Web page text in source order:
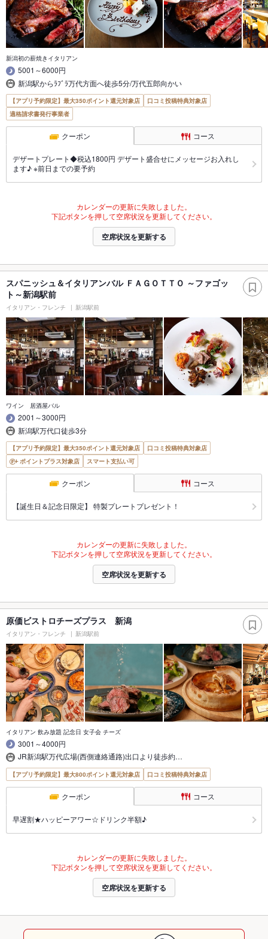
新潟初の薪焼きイタリアン
5001～6000円
新潟駅からﾗﾌﾞﾗ万代方面へ徒歩5分/万代五郎向かい
【アプリ予約限定】最大350ポイント還元対象店
口コミ投稿特典対象店
適格請求書発行事業者
クーポン コース
デザートプレート◆税込1800円 デザート盛合せにメッセージお入れし
ます♪ ※前日までの要予約
カレンダーの更新に失敗しました。
下記ボタンを押して空席状況を更新してください。
空席状況を更新する
スパニッシュ＆イタリアンバル ＦＡＧＯＴＴＯ ～ファゴッ
ト～新潟駅前
イタリアン・フレンチ 新潟駅前
ワイン 居酒屋バル
2001～3000円
新潟駅万代口徒歩3分
【アプリ予約限定】最大350ポイント還元対象店
口コミ投稿特典対象店
ポイントプラス対象店
スマート支払い可
クーポン コース
【誕生日＆記念日限定】 特製プレートプレゼント！
カレンダーの更新に失敗しました。
下記ボタンを押して空席状況を更新してください。
空席状況を更新する
原価ビストロチーズプラス 新潟
イタリアン・フレンチ 新潟駅前
イタリアン 飲み放題 記念日 女子会 チーズ
3001～4000円
JR新潟駅万代広場(西側連絡通路)出口より徒歩約…
【アプリ予約限定】最大800ポイント還元対象店 口コミ投稿特典対象店
クーポン コース
早遅割★ハッピーアワー☆ドリンク半額♪
カレンダーの更新に失敗しました。
下記ボタンを押して空席状況を更新してください。
空席状況を更新する